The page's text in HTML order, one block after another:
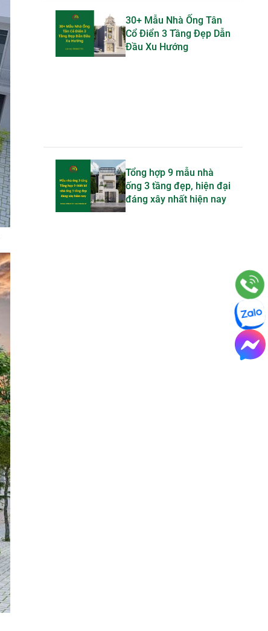
30+ Mẫu Nhà Ống Tân
Cổ Điển 3 Tầng Đẹp Dẫn
Đầu Xu Hướng
Tổng hợp 9 mẫu nhà
ống 3 tầng đẹp, hiện đại
đáng xây nhất hiện nay